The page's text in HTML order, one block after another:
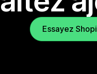
Essayez